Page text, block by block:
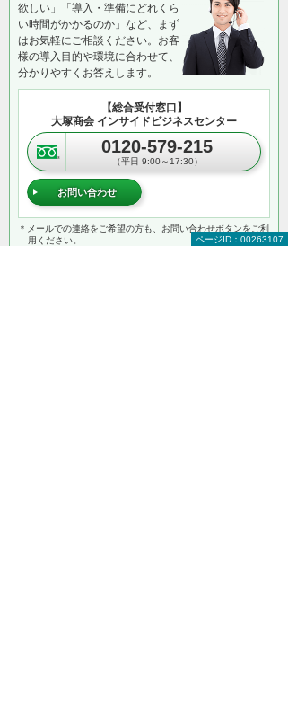
欲しい」「導入・準備にどれくら
い時間がかかるのか」など、まず
はお気軽にご相談ください。お客
様の導入目的や環境に合わせて、
分かりやすくお答えします。
【総合受付窓口】
大塚商会 インサイドビジネスセンター
0120-579-215
（平日 9:00～17:30）
お問い合わせ
＊メールでの連絡をご希望の方も、お問い合わせボタンをご利
用ください。
ページID：00263107